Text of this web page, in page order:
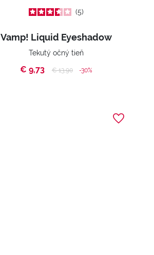
5
Vamp! Liquid Eyeshadow
Tekutý očný tieň
€ 9,73 Price reduced from
€ 13,90to -30%